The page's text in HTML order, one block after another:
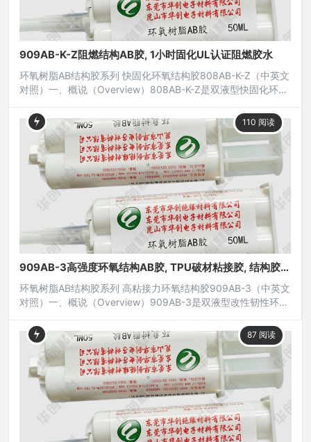
909AB-K-Z阻燃结构AB胶, 1小时固化UL认证阻燃胶水
环氧树脂AB结构胶系列 快固化环氧结构胶808AB-K-Z（中英文
对照）一、概说（Overview）808AB-K-Z是双液型快固化环氧
硬度，因而可承受特强之冲击与震动，接着层具有良好之机械
特性与电绝缘性，能承受温度之变动及挠曲撕剥应力，无腐蚀
性；广泛应用于各类电子元器件、电工电器、土木工程、机电
五金、磁性元件、光电产品、汽配组件以及金属、陶瓷
110 阅读
909AB-3高强度环氧结构AB胶, TPU破材粘接胶, 结构胶水
TPU专用
环氧树脂AB结构胶系列 高粘接力环氧结构胶909AB-3（中英文
对照）一、概说（Overview）909AB-3是双液型改性韧性环氧
度且胶层柔韧，因而可承受特强之冲击与震动，接着层具有良
好之机械特性与电绝缘性，能承受温度之变动及挠曲撕剥应
力，无腐蚀性；本产品对金属塑胶附着力强，广泛应用于各类
电子元器件、电工电器、土木工程、机电五金、磁性元件、光
87 阅读